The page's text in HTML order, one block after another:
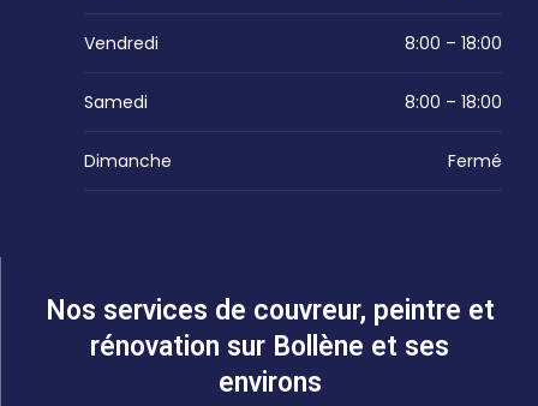
Vendredi 8:00 – 18:00
Samedi 8:00 – 18:00
Dimanche Fermé
Nos services de couvreur, peintre et
rénovation sur Bollène et ses
environs